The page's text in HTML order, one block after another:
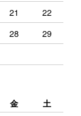
21
22
28
29
金 土